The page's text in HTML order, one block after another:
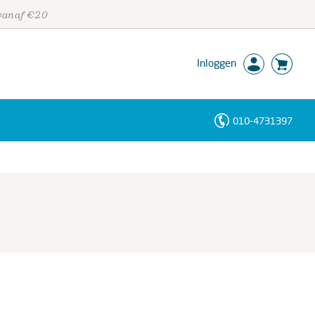
€20
Inloggen
010-4731397
Personen